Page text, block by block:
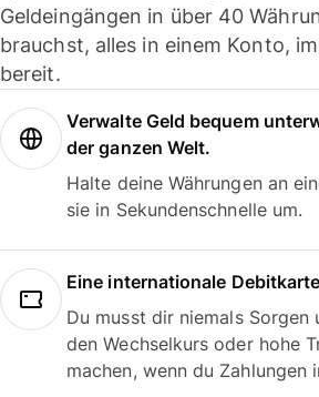
Geldeingängen in über 40
brauchst, alles in einem Konto,
bereit.
Verwalte Geld bequem
der ganzen Welt.
Halte deine Währungen an
sie in Sekundenschnelle um.
Eine internationale Debitkarte
Du musst dir niemals Sorgen
den Wechselkurs oder hohe
machen, wenn du Zahlungen